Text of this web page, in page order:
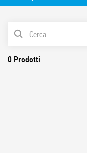
ON/OFF, temperatura
interruttore ESTATE/
LISTA PRODOTTI
OMOLOGAZIONI